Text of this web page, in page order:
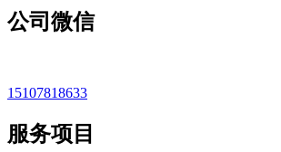
公司微信
15107818633
服务项目